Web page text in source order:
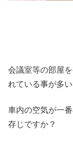
会議室等の部屋
れている事が多い
車内の空気が一
存じですか？